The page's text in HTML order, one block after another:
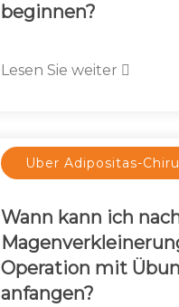
beginnen?
Lesen Sie weiter
Uber Adipositas-
Wann kann ich
Operation mit
anfangen?